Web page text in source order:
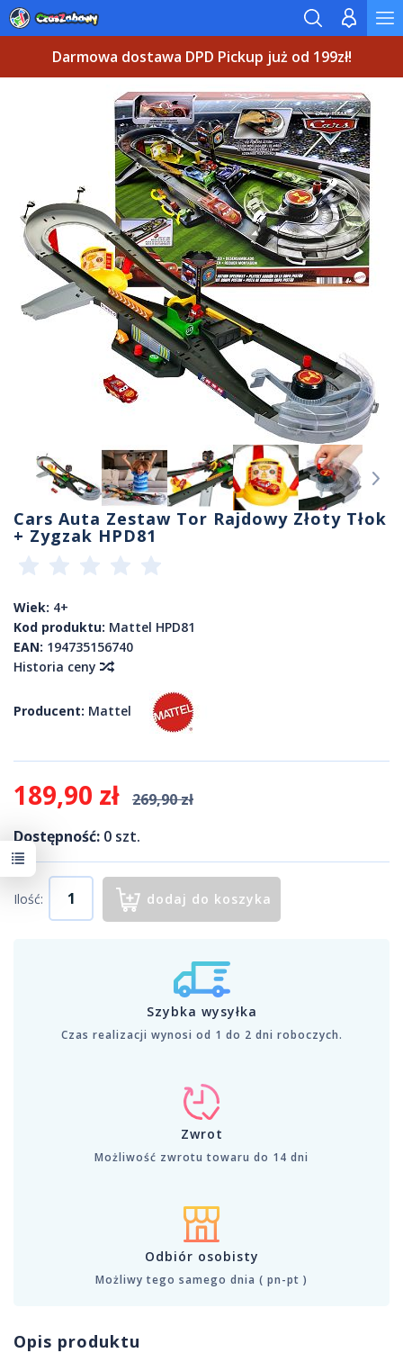
Darmowa dostawa DPD Pickup już od 199zł!
Cars Auta Zestaw Tor Rajdowy Złoty Tłok
+ Zygzak HPD81
Wiek: 4+
Kod produktu: Mattel HPD81
EAN: 194735156740
Historia ceny
Producent: Mattel
189,90 zł
269,90 zł
Dostępność: 0 szt.
Ilość: dodaj do koszyka
Szybka wysyłka
Czas realizacji wynosi od 1 do 2 dni roboczych.
Zwrot
Możliwość zwrotu towaru do 14 dni
Odbiór osobisty
Możliwy tego samego dnia ( pn-pt )
Opis produktu